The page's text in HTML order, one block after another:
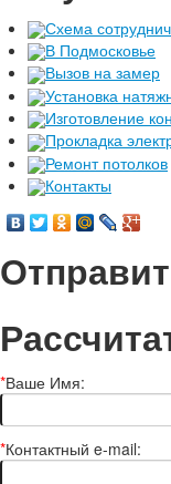
Схема
В Подмосковье
Вызов на замер
Установка
Изготовление
Прокладка
Ремонт потолков
Контакты
*Ваше Имя:
*Контактный e-mail: